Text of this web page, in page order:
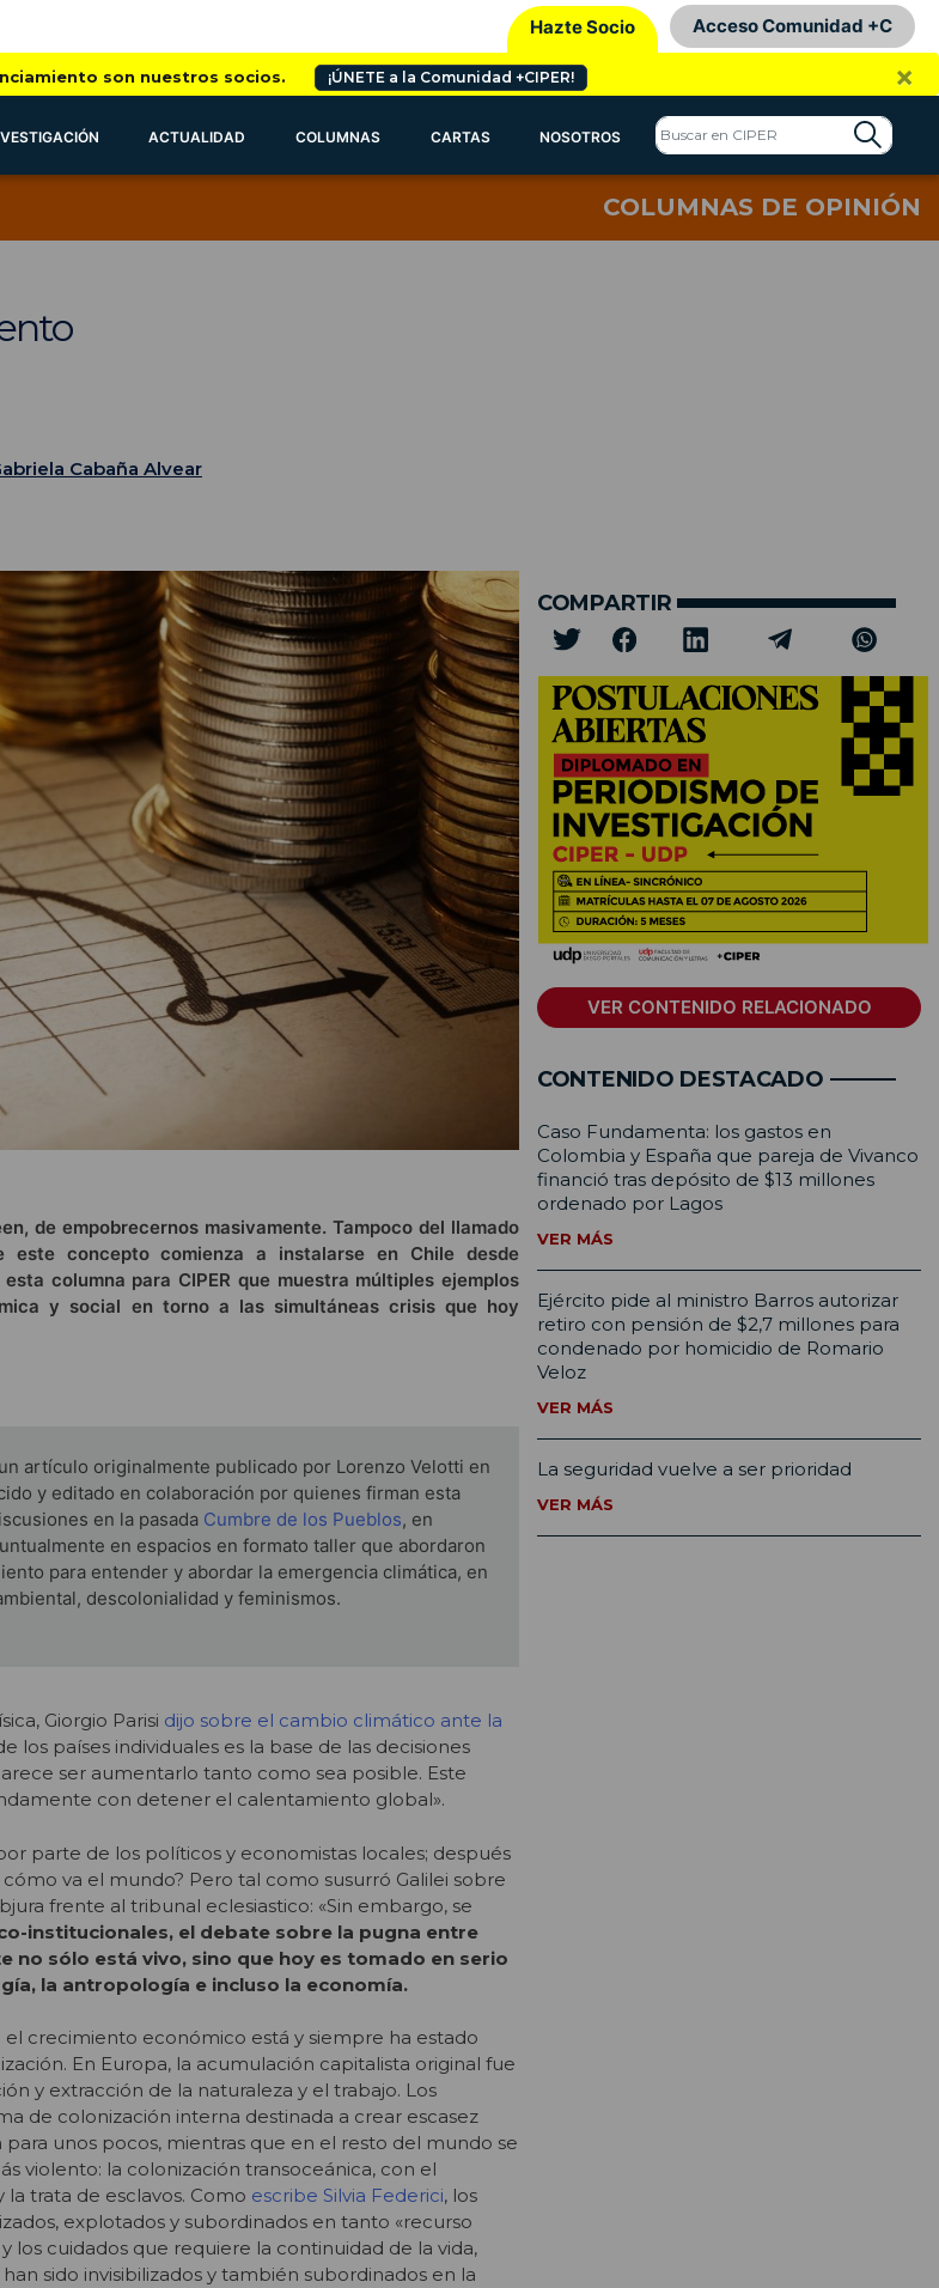
Hazte Socio Acceso Comunidad +C
son nuestros socios. ¡ÚNETE a la Comunidad +CIPER! ×
ACTUALIDAD COLUMNAS CARTAS NOSOTROS
COLUMNAS DE OPINIÓN
Cabaña Alvear
de empobrecernos masivamente. Tampoco del llamado
este concepto comienza a instalarse en Chile desde
columna para CIPER que muestra múltiples ejemplos
y social en torno a las simultáneas crisis que hoy
artículo originalmente publicado por Lorenzo Velotti en
y editado en colaboración por quienes firman esta
en la pasada Cumbre de los Pueblos, en
en espacios en formato taller que abordaron
para entender y abordar la emergencia climática, en
descolonialidad y feminismos.
Giorgio Parisi dijo sobre el cambio climático ante la
los países individuales es la base de las decisiones
ser aumentarlo tanto como sea posible. Este
con detener el calentamiento global».
parte de los políticos y economistas locales; después
va el mundo? Pero tal como susurró Galilei sobre
frente al tribunal eclesiastico: «Sin embargo, se
institucionales, el debate sobre la pugna entre
no sólo está vivo, sino que hoy es tomado en serio
la antropología e incluso la economía.
el crecimiento económico está y siempre ha estado
En Europa, la acumulación capitalista original fue
y extracción de la naturaleza y el trabajo. Los
de colonización interna destinada a crear escasez
unos pocos, mientras que en el resto del mundo se
violento: la colonización transoceánica, con el
trata de esclavos. Como escribe Silvia Federici, los
explotados y subordinados en tanto «recurso
los cuidados que requiere la continuidad de la vida,
sido invisibilizados y también subordinados en la
COMPARTIR
VER CONTENIDO RELACIONADO
CONTENIDO DESTACADO
Caso Fundamenta: los gastos en
Colombia y España que pareja de Vivanco
financió tras depósito de $13 millones
ordenado por Lagos
VER MÁS
Ejército pide al ministro Barros autorizar
retiro con pensión de $2,7 millones para
condenado por homicidio de Romario
Veloz
VER MÁS
La seguridad vuelve a ser prioridad
VER MÁS